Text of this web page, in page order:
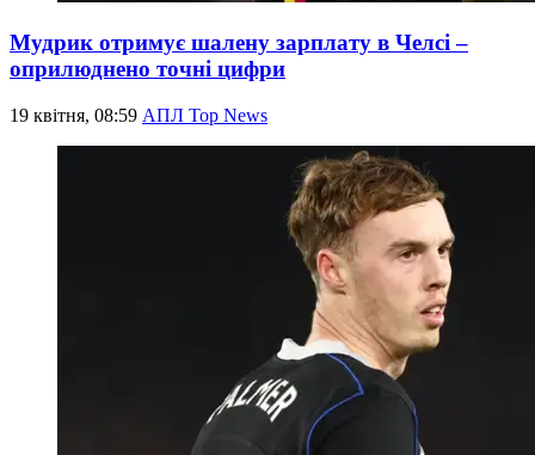
Мудрик отримує шалену зарплату в Челсі –
оприлюднено точні цифри
19 квітня, 08:59 АПЛ Top News